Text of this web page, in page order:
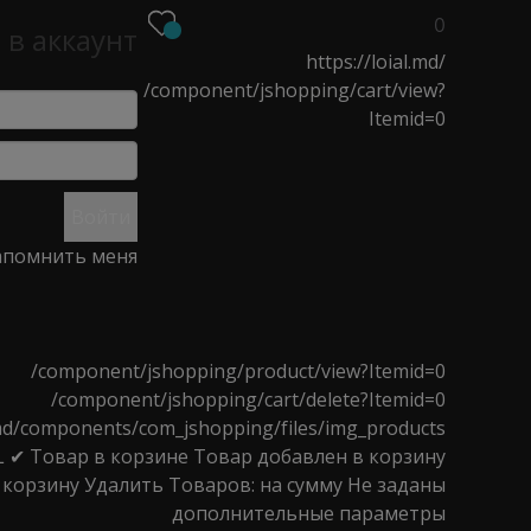
аккаунт
меня
0
https://loial.md/
/component/jshopping/cart/view?
Itemid=0
/component/jshopping/product/view?Itemid=0
/component/jshopping/cart/delete?Itemid=0
components/com_jshopping/files/img_products
✔ Товар в корзине Товар добавлен в корзину
Удалить Товаров: на сумму Не заданы
дополнительные параметры
НОВОСТИ
19*178 mm